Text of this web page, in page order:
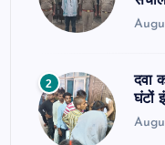
2
दवा
घंटों